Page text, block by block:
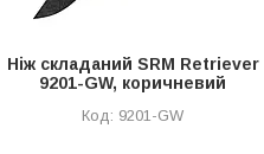
Ніж складаний SRM Retriever
9201-GW, коричневий
9201-GW